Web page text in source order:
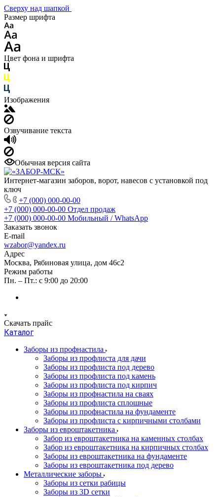
Сверху над шапкой
Размер шрифта
Цвет фона и шрифта
Изображения
Озвучивание текста
Обычная версия сайта
Интернет-магазин заборов, ворот, навесов с установкой под
ключ
+7 (000) 000-00-00
+7 (000) 000-00-00 Отдел продаж
+7 (000) 000-00-00 Мобильный / WhatsApp
Заказать звонок
E-mail
wzabor@yandex.ru
Адрес
Москва, Рябиновая улица, дом 46с2
Режим работы
Пн. – Пт.: с 9:00 до 20:00
Скачать прайс
Каталог
Заборы из профнастила
Заборы из профлиста для дачи
Заборы из профлиста под дерево
Заборы из профлиста под камень
Заборы из профлиста под кирпич
Заборы из профнастила на сваях
Заборы из профлиста сплошные
Заборы из профнастила на фундаменте
Заборы из профлиста с кирпичными столбами
Заборы из евроштакетника
Забор из евроштакетника на каменных столбах
Забор из евроштакетника на кирпичных столбах
Заборы из евроштакетника на фундаменте
Заборы из евроштакетника под дерево
Металлические заборы
Заборы из сетки рабицы
Заборы из 3D сетки